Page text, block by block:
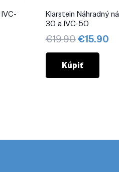
Klarstein Náhradný
30 a IVC-50
€19.90Pôvodná
cena
bola:
€19.90.
€15.90
Kúpiť